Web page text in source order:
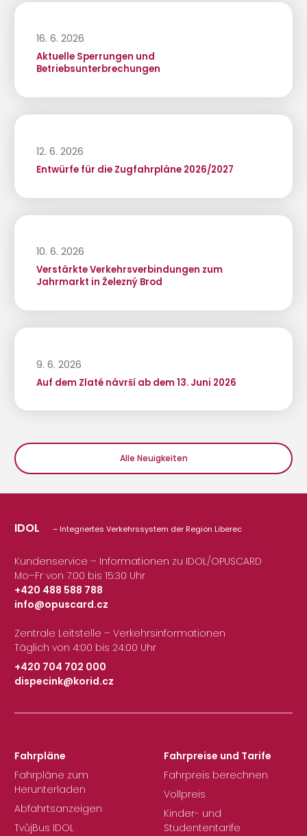
16. 6. 2026
Aktuelle Sperrungen und
Betriebsunterbrechungen
12. 6. 2026
Entwürfe für die Zugfahrpläne 2026/2027
10. 6. 2026
Verstärkte Verkehrsverbindungen zum
Jahrmarkt in Železný Brod
9. 6. 2026
Auf dem Zlaté návrší ab dem 13. Juni 2026
Alle Neuigkeiten
IDOL – Integriertes Verkehrssystem der Region Liberec
Kundenservice – Informationen zu IDOL/OPUSCARD
Mo–Fr von 7:00 bis 15:30 Uhr
+420 488 588 788
|
info@opuscard.cz
Zentrale Leitstelle – Verkehrsinformationen
Täglich von 4:00 bis 24:00 Uhr
+420 704 702 000
|
dispecink@korid.cz
Fahrpläne
Fahrpläne zum
Herunterladen
Abfahrtsanzeigen
TvůjBus IDOL
Fahrpreise und Tarife
Fahrpreis berechnen
Vollpreis
Kinder- und
Studententarife